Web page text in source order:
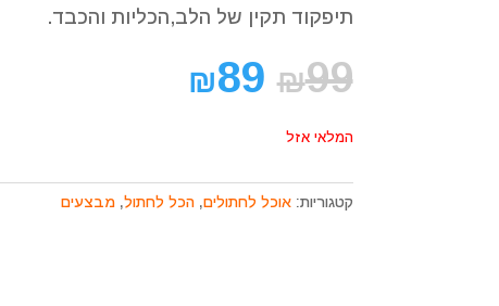
תיפקוד תקין של הלב,הכליות והכבד.
₪99
₪89
המלאי אזל
קטגוריות:אוכל לחתולים,הכל לחתול,מבצעים